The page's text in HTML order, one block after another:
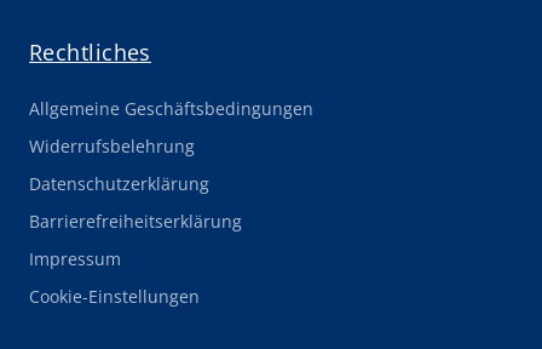
Rechtliches
Allgemeine Geschäftsbedingungen
Widerrufsbelehrung
Datenschutzerklärung
Barrierefreiheitserklärung
Impressum
Cookie-Einstellungen